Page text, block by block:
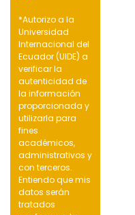
*Autorizo a la
Universidad
Internacional del
Ecuador (UIDE) a
verificar la
autenticidad de
la información
proporcionada y
utilizarla para
fines
académicos,
administrativos y
con terceros.
Entiendo que mis
datos serán
tratados